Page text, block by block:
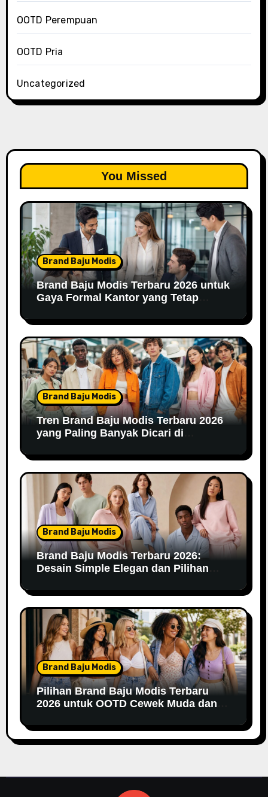
OOTD Perempuan
OOTD Pria
Uncategorized
You Missed
Brand Baju Modis
Brand Baju Modis Terbaru 2026 untuk
Gaya Formal Kantor yang Tetap
Brand Baju Modis
Tren Brand Baju Modis Terbaru 2026
yang Paling Banyak Dicari di
Brand Baju Modis
Brand Baju Modis Terbaru 2026:
Desain Simple Elegan dan Pilihan
Brand Baju Modis
Pilihan Brand Baju Modis Terbaru
2026 untuk OOTD Cewek Muda dan